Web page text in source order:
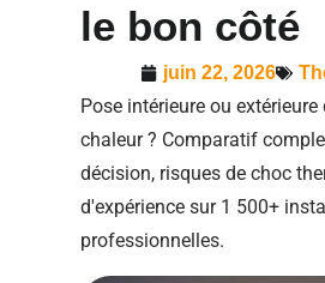
le bon côté
juin 22, 2026
Pose intérieure ou
chaleur ? Comparatif
décision, risques de choc
d'expérience sur 1 500+
professionnelles.